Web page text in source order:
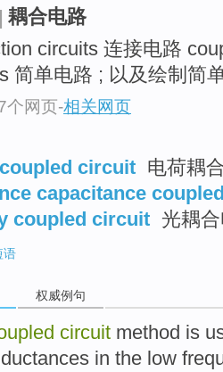
耦合电路
circuits 连接电路
简单电路 ; 以及绘制简
个网页-相关网页
circuit 电荷耦
capacitance
coupled circuit 光耦
语
权威例句
circuit method is
in the low